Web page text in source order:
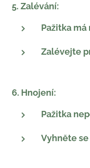
5. Zalévání:
Pažitka
Zalévejte
6. Hnojení:
Pažitka
Vyhněte